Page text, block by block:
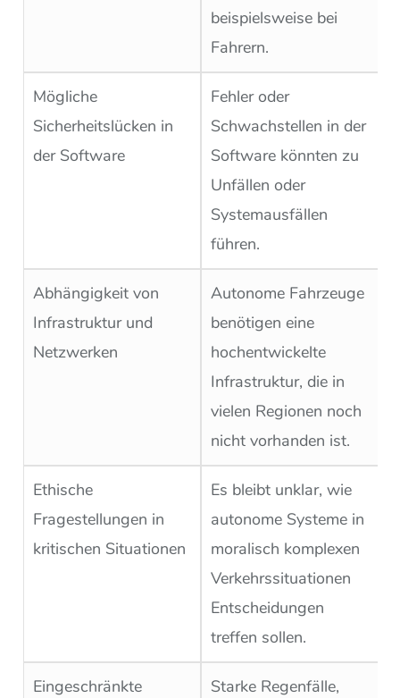
beispielsweise bei
Fahrern.
Mögliche
Sicherheitslücken in
der Software
Fehler oder
Schwachstellen in der
Software könnten zu
Unfällen oder
Systemausfällen
führen.
Abhängigkeit von
Infrastruktur und
Netzwerken
Autonome Fahrzeuge
benötigen eine
hochentwickelte
Infrastruktur, die in
vielen Regionen noch
nicht vorhanden ist.
Ethische
Fragestellungen in
kritischen Situationen
Es bleibt unklar, wie
autonome Systeme in
moralisch komplexen
Verkehrssituationen
Entscheidungen
treffen sollen.
Eingeschränkte
Starke Regenfälle,